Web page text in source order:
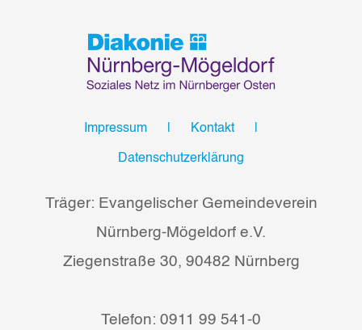
Impressum Kontakt
Datenschutzerklärung
Träger: Evangelischer Gemeindeverein
Nürnberg-Mögeldorf e.V.
Ziegenstraße 30, 90482 Nürnberg
Telefon: 0911 99 541-0